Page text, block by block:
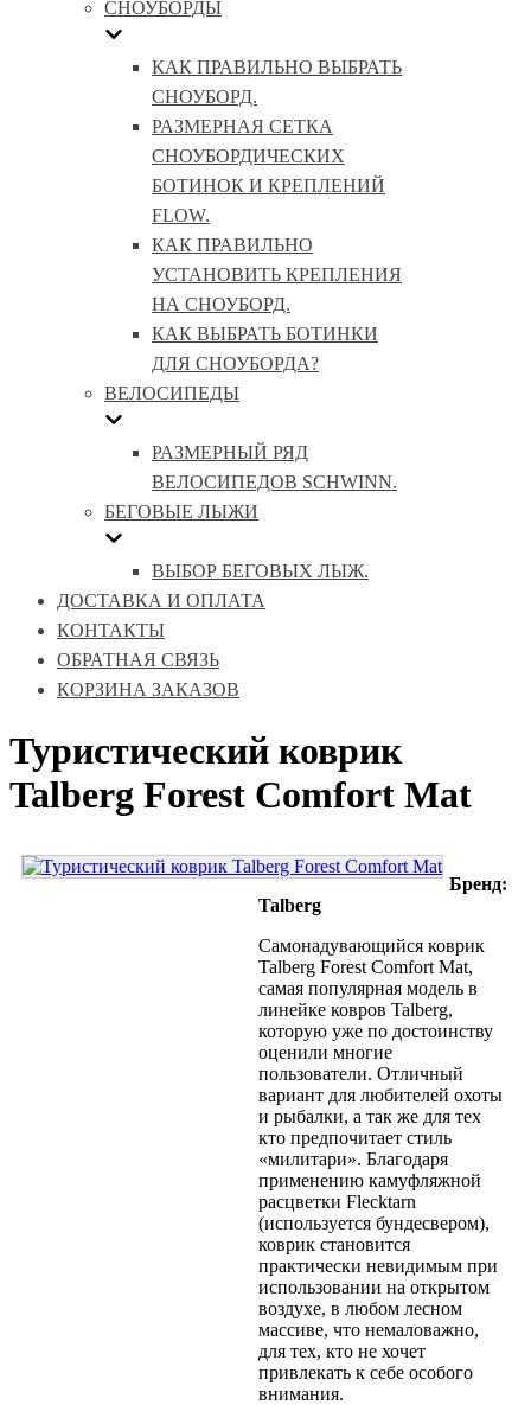
СНОУБОРДЫ
КАК ПРАВИЛЬНО ВЫБРАТЬ
СНОУБОРД.
РАЗМЕРНАЯ СЕТКА
СНОУБОРДИЧЕСКИХ
БОТИНОК И КРЕПЛЕНИЙ
FLOW.
КАК ПРАВИЛЬНО
УСТАНОВИТЬ КРЕПЛЕНИЯ
НА СНОУБОРД.
КАК ВЫБРАТЬ БОТИНКИ
ДЛЯ СНОУБОРДА?
ВЕЛОСИПЕДЫ
РАЗМЕРНЫЙ РЯД
ВЕЛОСИПЕДОВ SCHWINN.
БЕГОВЫЕ ЛЫЖИ
ВЫБОР БЕГОВЫХ ЛЫЖ.
ДОСТАВКА И ОПЛАТА
КОНТАКТЫ
ОБРАТНАЯ СВЯЗЬ
КОРЗИНА ЗАКАЗОВ
Туристический коврик
Talberg Forest Comfort Mat
Бренд:
Talberg
Самонадувающийся коврик
Talberg Forest Comfort Mat,
самая популярная модель в
линейке ковров Talberg,
которую уже по достоинству
оценили многие
пользователи. Отличный
вариант для любителей охоты
и рыбалки, а так же для тех
кто предпочитает стиль
«милитари». Благодаря
применению камуфляжной
расцветки Flecktarn
(используется бундесвером),
коврик становится
практически невидимым при
использовании на открытом
воздухе, в любом лесном
массиве, что немаловажно,
для тех, кто не хочет
привлекать к себе особого
внимания.